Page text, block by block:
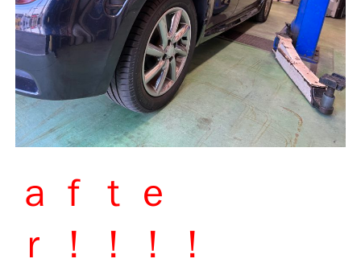
ａｆｔｅ
ｒ！！！！